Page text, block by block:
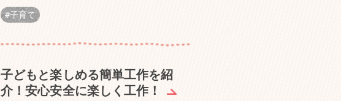
子育て
子どもと楽しめる簡単工作を紹
介！安心安全に楽しく工作！